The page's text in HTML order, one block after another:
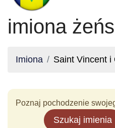
imiona
Imiona Saint Vincent i
Poznaj pochodzenie
Szukaj imienia